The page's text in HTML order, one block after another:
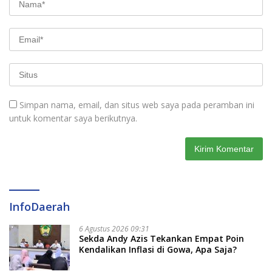
Simpan nama, email, dan situs web saya pada peramban ini
untuk komentar saya berikutnya.
InfoDaerah
6 Agustus 2026 09:31
Sekda Andy Azis Tekankan Empat Poin
Kendalikan Inflasi di Gowa, Apa Saja?